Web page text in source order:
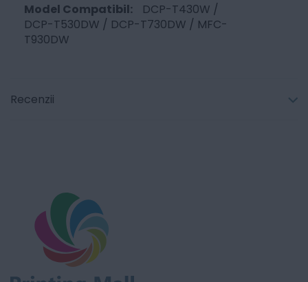
DCP-T430W /
DCP-T530DW / DCP-T730DW / MFC-
T930DW
Recenzii